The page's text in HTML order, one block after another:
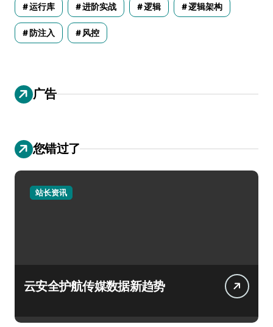
运行库 进阶实战 逻辑 逻辑架构
防注入 风控
广告
您错过了
站长资讯
云安全护航传媒数据新趋势